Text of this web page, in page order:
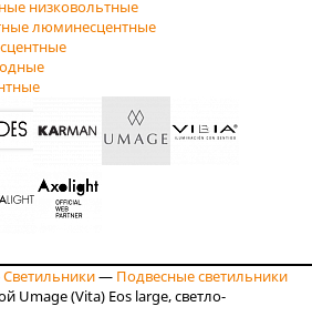
низковольтные
люминесцентные
Светильники— Подвесные светильники
Umage (Vita) Eos large, светло-